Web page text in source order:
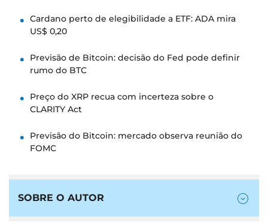
Cardano perto de elegibilidade a ETF: ADA mira
US$ 0,20
Previsão de Bitcoin: decisão do Fed pode definir
rumo do BTC
Preço do XRP recua com incerteza sobre o
CLARITY Act
Previsão do Bitcoin: mercado observa reunião do
FOMC
SOBRE O AUTOR